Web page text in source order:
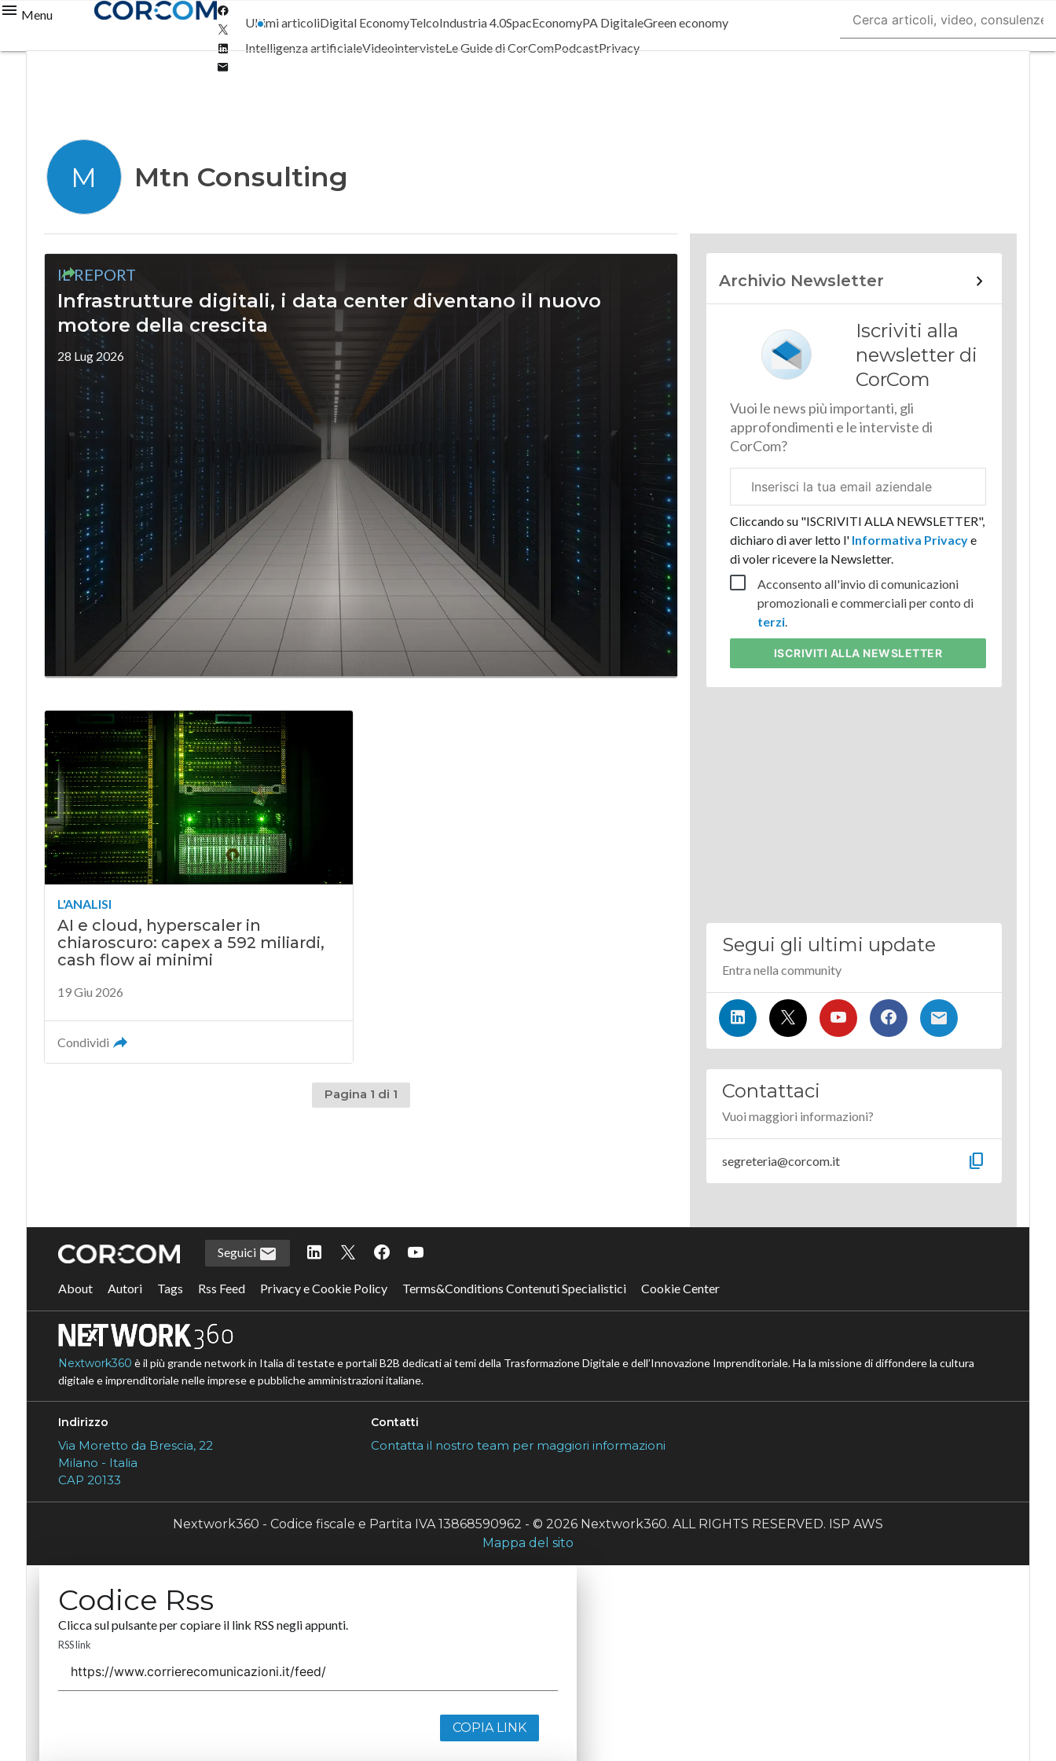
Menu
Twitter
Linkedin
Ultimi articoliDigital EconomyTelcoIndustria 4.0SpacEconomyPA DigitaleGreen economy
Intelligenza artificialeVideointervisteLe Guide di CorComPodcastPrivacy
M Mtn Consulting
IL REPORT
Infrastrutture digitali, i data center diventano il nuovo
motore della crescita
28 Lug 2026
L'ANALISI
AI e cloud, hyperscaler in
chiaroscuro: capex a 592 miliardi,
cash flow ai minimi
19 Giu 2026
Condividi
Pagina 1 di 1
Archivio Newsletter
Iscriviti alla
newsletter di
CorCom
Vuoi le news più importanti, gli
approfondimenti e le interviste di
CorCom?
aziendale
Cliccando su "ISCRIVITI ALLA NEWSLETTER",
dichiaro di aver letto l'Informativa Privacye
di voler ricevere la Newsletter.
Acconsento all'invio di comunicazioni
promozionali e commerciali per conto di
terzi.
ISCRIVITI ALLA NEWSLETTER
Segui gli ultimi update
Entra nella community
Contattaci
Vuoi maggiori informazioni?
segreteria@corcom.it content_copy
Seguici
About Autori Tags Rss Feed Privacy e Cookie Policy Terms&Conditions Contenuti Specialistici Cookie Center
Nextwork360 è il più grande network in Italia di testate e portali B2B dedicati ai temi della Trasformazione Digitale e dell’Innovazione Imprenditoriale. Ha la missione di diffondere la cultura
digitale e imprenditoriale nelle imprese e pubbliche amministrazioni italiane.
Indirizzo
Via Moretto da Brescia, 22
Milano - Italia
CAP 20133
Contatti
Contatta il nostro team per maggiori informazioni
Nextwork360 - Codice fiscale e Partita IVA 13868590962 - © 2026 Nextwork360. ALL RIGHTS RESERVED. ISP AWS
Mappa del sito
Codice Rss
Clicca sul pulsante per copiare il link RSS negli appunti.
RSS link
COPIA LINK